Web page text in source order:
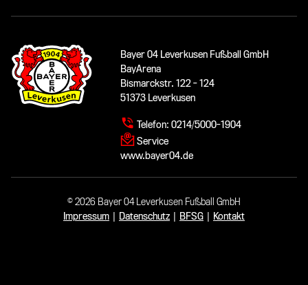
Bayer 04 Leverkusen Fußball GmbH
BayArena
Bismarckstr. 122 - 124
51373 Leverkusen
Telefon: 0214/5000-1904
Service
www.bayer04.de
© 2026 Bayer 04 Leverkusen Fußball GmbH
Impressum
Datenschutz BFSG Kontakt